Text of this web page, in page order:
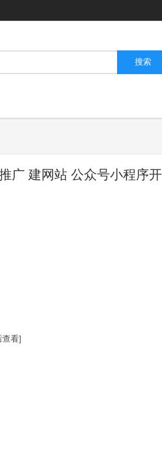
搜索
广 建网站 公众号小程序开
查看]